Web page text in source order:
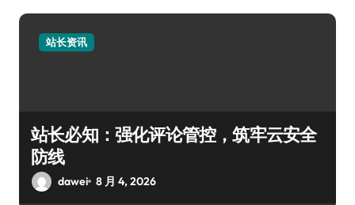
站长资讯
站长必知：强化评论管控，筑牢云安全
防线
dawei 8 月 4, 2026